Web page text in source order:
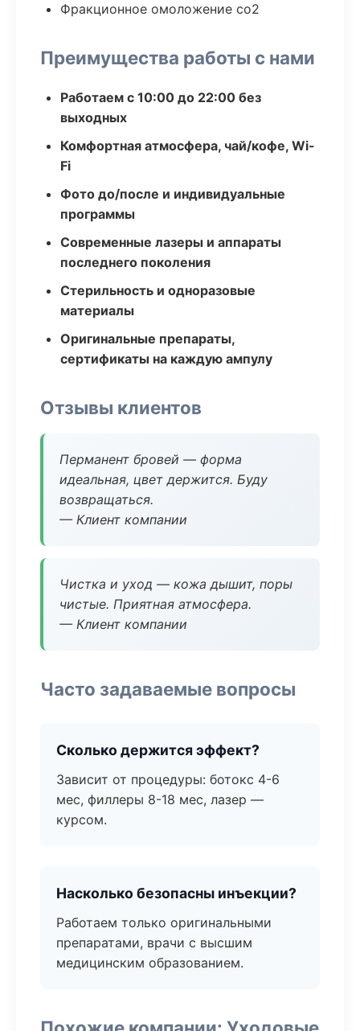
Фракционное омоложение co2
Преимущества работы с нами
Работаем с 10:00 до 22:00 без
выходных
Комфортная атмосфера, чай/кофе, Wi-
Fi
Фото до/после и индивидуальные
программы
Современные лазеры и аппараты
последнего поколения
Стерильность и одноразовые
материалы
Оригинальные препараты,
сертификаты на каждую ампулу
Отзывы клиентов
Перманент бровей — форма
идеальная, цвет держится. Буду
возвращаться.
— Клиент компании
Чистка и уход — кожа дышит, поры
чистые. Приятная атмосфера.
— Клиент компании
Часто задаваемые вопросы
Сколько держится эффект?
Зависит от процедуры: ботокс 4-6
мес, филлеры 8-18 мес, лазер —
курсом.
Насколько безопасны инъекции?
Работаем только оригинальными
препаратами, врачи с высшим
медицинским образованием.